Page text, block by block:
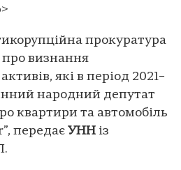
прокуратура
про визнання
які в період 2021–
народний депутат
квартири та автомобіль
передає УНН із